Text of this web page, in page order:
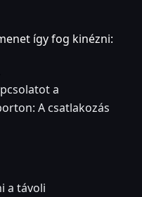
így fog kinézni:
a
A csatlakozás
a távoli